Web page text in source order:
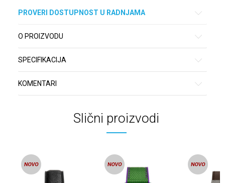
PROVERI DOSTUPNOST U RADNJAMA
O PROIZVODU
SPECIFIKACIJA
KOMENTARI
Slični proizvodi